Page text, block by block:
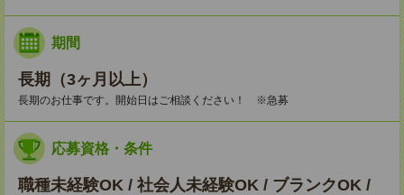
期間
長期（3ヶ月以上）
長期のお仕事です。開始日はご相談ください！ ※急募
応募資格・条件
職種未経験OK / 社会人未経験OK / ブランクOK /